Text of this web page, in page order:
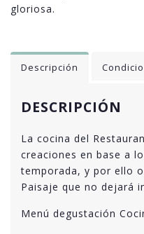
gloriosa.
Descripción
DESCRIPCIÓN
La cocina del
creaciones en base a
temporada, y por ello
Paisaje que no dejará
Menú degustación